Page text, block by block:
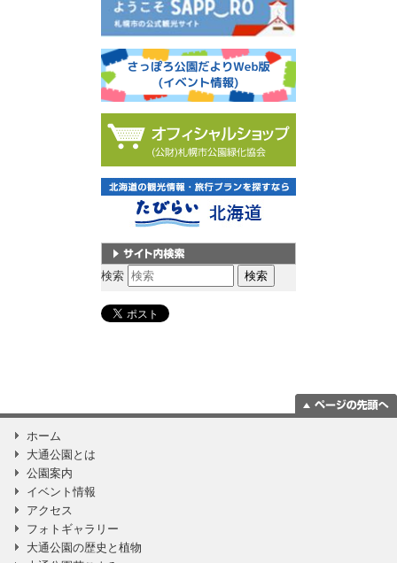
サイト内検索
検索
ホーム
大通公園とは
公園案内
イベント情報
アクセス
フォトギャラリー
大通公園の歴史と植物